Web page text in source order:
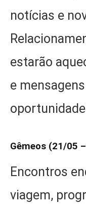
notícias e
estarão
e
Gêmeos (21/05
Encontros
viagem,